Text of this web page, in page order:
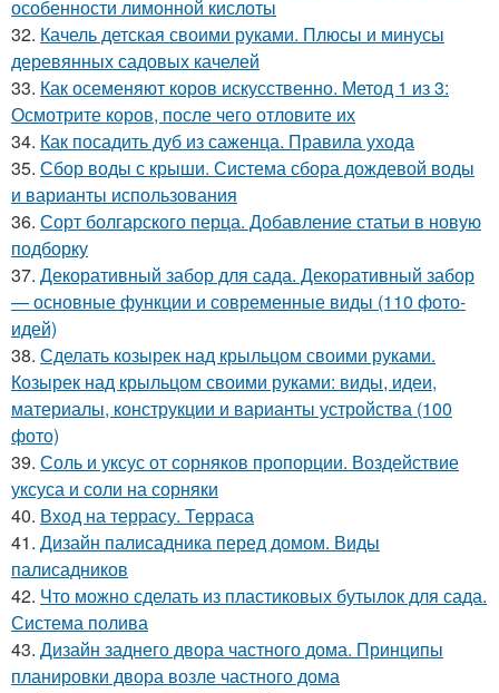
особенности лимонной кислоты
32. Качель детская своими руками. Плюсы и минусы
деревянных садовых качелей
33. Как осеменяют коров искусственно. Метод 1 из 3:
Осмотрите коров, после чего отловите их
34. Как посадить дуб из саженца. Правила ухода
35. Сбор воды с крыши. Система сбора дождевой воды
и варианты использования
36. Сорт болгарского перца. Добавление статьи в новую
подборку
37. Декоративный забор для сада. Декоративный забор
— основные функции и современные виды (110 фото-
идей)
38. Сделать козырек над крыльцом своими руками.
Козырек над крыльцом своими руками: виды, идеи,
материалы, конструкции и варианты устройства (100
фото)
39. Соль и уксус от сорняков пропорции. Воздействие
уксуса и соли на сорняки
40. Вход на террасу. Терраса
41. Дизайн палисадника перед домом. Виды
палисадников
42. Что можно сделать из пластиковых бутылок для сада.
Система полива
43. Дизайн заднего двора частного дома. Принципы
планировки двора возле частного дома